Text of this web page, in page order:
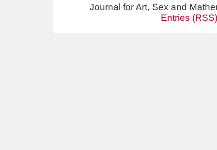
Journal for Art, Sex and
Entries (RSS)